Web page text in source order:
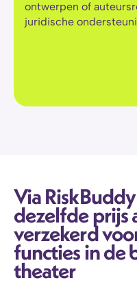
ontwerpen of
juridische
Via
dezelfde prijs
verzekerd
functies in de
theater